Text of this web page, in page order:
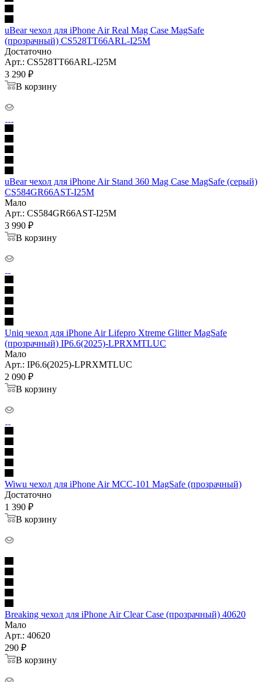
uBear чехол для iPhone Air Real Mag Case MagSafe
(прозрачный) CS528TT66ARL-I25M
Достаточно
Арт.: CS528TT66ARL-I25M
3 290 ₽
В корзину
uBear чехол для iPhone Air Stand 360 Mag Case MagSafe (серый)
CS584GR66AST-I25M
Мало
Арт.: CS584GR66AST-I25M
3 990 ₽
В корзину
Uniq чехол для iPhone Air Lifepro Xtreme Glitter MagSafe
(прозрачный) IP6.6(2025)-LPRXMTLUC
Мало
Арт.: IP6.6(2025)-LPRXMTLUC
2 090 ₽
В корзину
Wiwu чехол для iPhone Air MCC-101 MagSafe (прозрачный)
Достаточно
1 390 ₽
В корзину
Breaking чехол для iPhone Air Clear Case (прозрачный) 40620
Мало
Арт.: 40620
290 ₽
В корзину